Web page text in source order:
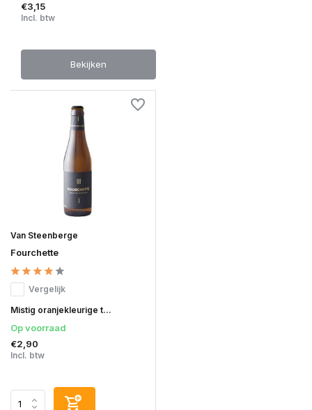
€3,15
Incl. btw
Bekijken
Van Steenberge
Fourchette
Vergelijk
Mistig oranjekleurige t...
Op voorraad
€2,90
Incl. btw